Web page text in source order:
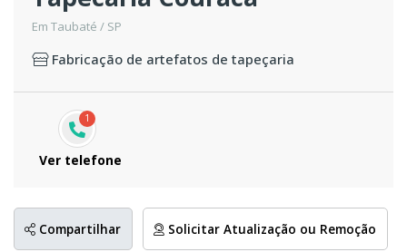
Em Taubaté / SP
Fabricação de artefatos de tapeçaria
1
Ver telefone
Compartilhar Solicitar Atualização ou Remoção